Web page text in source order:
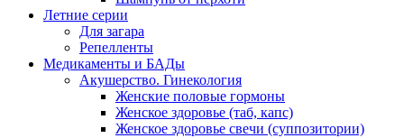
Летние серии
Для загара
Репелленты
Медикаменты и БАДы
Акушерство. Гинекология
Женские половые гормоны
Женское здоровье (таб, капс)
Женское здоровье свечи (суппозитории)